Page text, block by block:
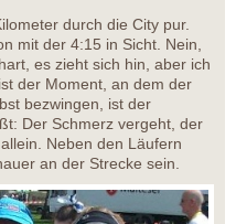
durch die City pur.
mit der 4:15 in Sicht. Nein,
es zieht sich hin, aber ich
der Moment, an dem der
bezwingen, ist der
Der Schmerz vergeht, der
Neben den Läufern
an der Strecke sein.